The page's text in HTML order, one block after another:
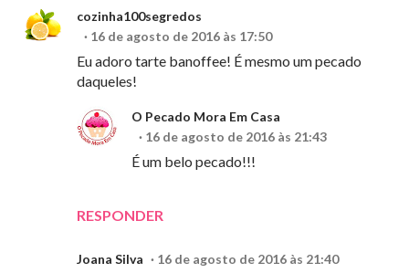
cozinha100segredos
16 de agosto de 2016 às 17:50
Eu adoro tarte banoffee! É mesmo um pecado
daqueles!
RESPONDER
O Pecado Mora Em Casa
16 de agosto de 2016 às 21:43
É um belo pecado!!!
Joana Silva 16 de agosto de 2016 às 21:40